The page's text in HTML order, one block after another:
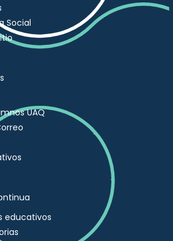
Social
UAQ
educativos